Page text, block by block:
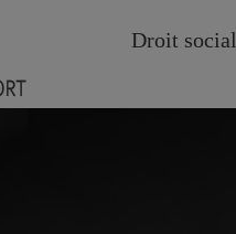
Droit social